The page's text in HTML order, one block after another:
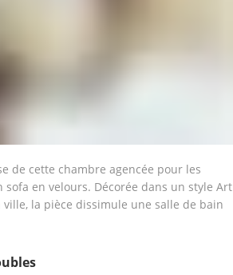
de cette chambre agencée pour les
en velours. Décorée dans un style Art
la pièce dissimule une salle de bain